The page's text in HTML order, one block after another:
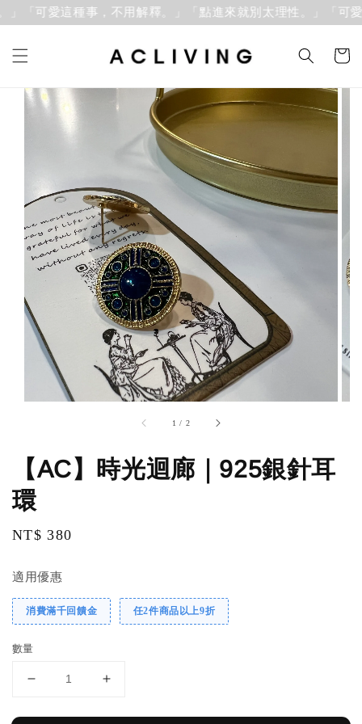
「可愛這種事，不用解釋。」 「點進來就別太理性。」「可愛
1 / 2
【AC】時光迴廊｜925銀針耳
環
Regular
NT$ 380
適用優惠
消費滿千回饋金 任2件商品以上9折
數量